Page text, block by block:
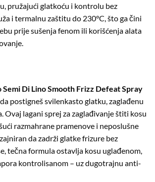
pružajući glatkoću i kontrolu bez
i termalnu zaštitu do 230°C, što ga čini
prije sušenja fenom ili korišćenja alata
Di Lino Smooth Frizz Defeat Spray
postigneš svilenkasto glatku, zaglađenu
Ovaj lagani sprej za zaglađivanje štiti kosu
razmahrane pramenove i neposlušne
da zadrži glatke frizure bez
tečna formula ostavlja kosu uglađenom,
kontrolisanom – uz dugotrajnu anti-